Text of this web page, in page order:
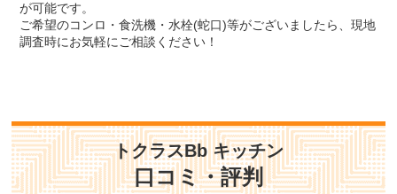
が可能です。
ご希望のコンロ・食洗機・水栓(蛇口)等がございましたら、現地
調査時にお気軽にご相談ください！
トクラスBb キッチン
口コミ・評判